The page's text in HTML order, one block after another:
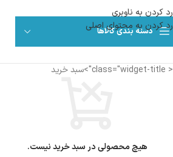
رد کردن به ناوبری
رد کردن به محتوای اصلی
دسته بندی کالاها
< class="widget-title">سبد خرید
هیچ محصولی در سبد خرید نیست.